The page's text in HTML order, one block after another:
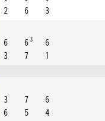
2
6
3
6
3
6 3
7
6
1
3
6
7
5
6
4